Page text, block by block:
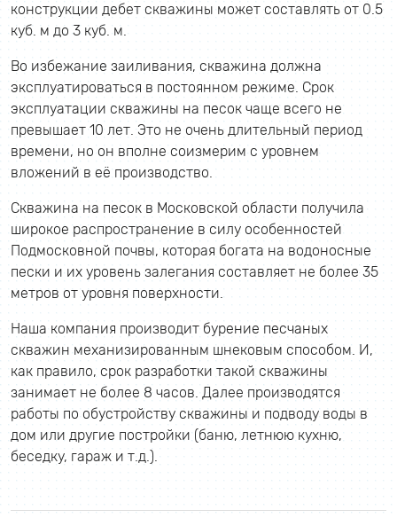
конструкции дебет скважины может составлять от 0.5
куб. м до 3 куб. м.
Во избежание заиливания, скважина должна
эксплуатироваться в постоянном режиме. Срок
эксплуатации скважины на песок чаще всего не
превышает 10 лет. Это не очень длительный период
времени, но он вполне соизмерим с уровнем
вложений в её производство.
Скважина на песок в Московской области получила
широкое распространение в силу особенностей
Подмосковной почвы, которая богата на водоносные
пески и их уровень залегания составляет не более 35
метров от уровня поверхности.
Наша компания производит бурение песчаных
скважин механизированным шнековым способом. И,
как правило, срок разработки такой скважины
занимает не более 8 часов. Далее производятся
работы по обустройству скважины и подводу воды в
дом или другие постройки (баню, летнюю кухню,
беседку, гараж и т.д.).